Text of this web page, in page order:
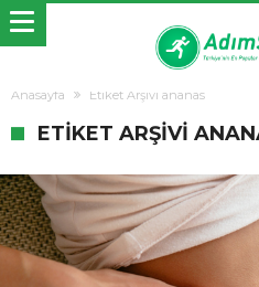
Anasayfa Etiket Arşivi ananas
ETIKET ARŞIVI